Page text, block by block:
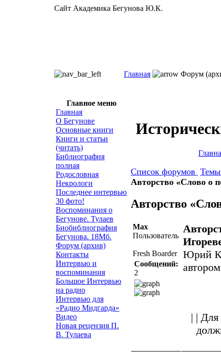
Сайт Академика Бегунова Ю.К.
Главная Форум
Главное меню
Главная
О Бегунове
Основные книги
Книги и статьи
(читать)
Библиография
полная
Родословная
Некрологи
Последнее интервью
30 фото!
Воспоминания о
Бегунове. Тулаев
Биобиблиография
Бегунова. 18Мб.
Форум (архив)
Контакты
Интервью и
воспоминания
Большое Интервью
на радио
Интервью для
«Радио Мидгарда»
Видео
Новая рецензия П.
В. Тулаева
Список форумов
Авторство «Слово о
Авторство
Max
Пользователь
Fresh Boarder
Сообщений:
2
Юрий
| |